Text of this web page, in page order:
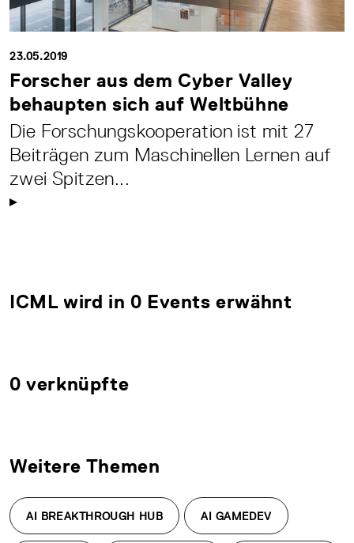
23.05.2019
Forscher aus dem Cyber Valley
behaupten sich auf Weltbühne
Die Forschungskooperation ist mit 27
Beiträgen zum Maschinellen Lernen auf
zwei Spitzen...
ICML wird in 0 Events erwähnt
0 verknüpfte
Weitere Themen
AI BREAKTHROUGH HUB AI GAMEDEV